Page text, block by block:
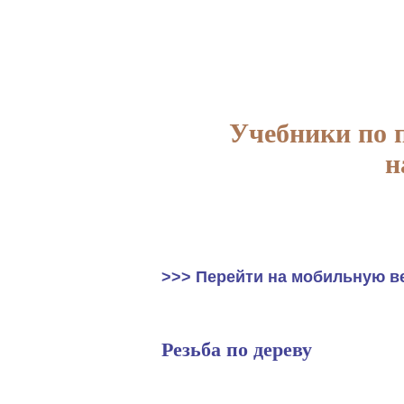
Учебники по
>>> Перейти на мобильную
Резьба по дереву